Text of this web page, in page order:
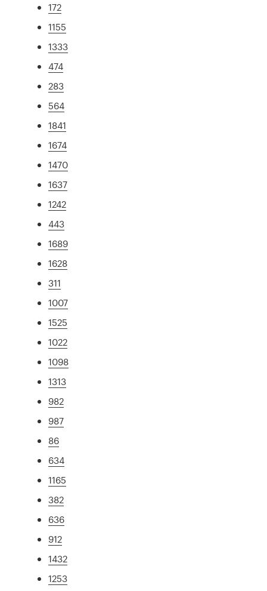
172
1155
1333
474
283
564
1841
1674
1470
1637
1242
443
1689
1628
311
1007
1525
1022
1098
1313
982
987
86
634
1165
382
636
912
1432
1253